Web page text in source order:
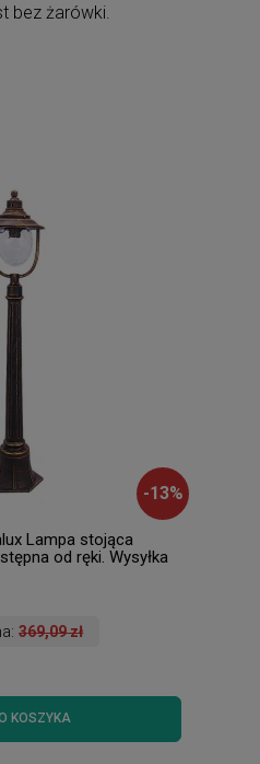
bez żarówki.
-13%
Lampa stojąca
od ręki. Wysyłka
369,09 zł
KOSZYKA